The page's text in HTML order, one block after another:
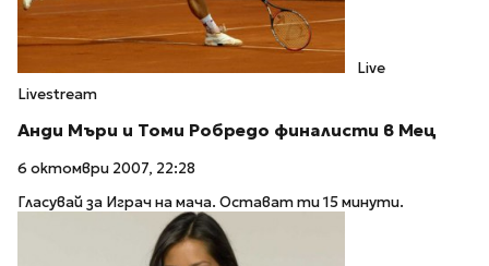
Live
Livestream
Анди Мъри и Томи Робредо финалисти в Мец
6 октомври 2007, 22:28
Гласувай за Играч на мача. Остават ти 15 минути.